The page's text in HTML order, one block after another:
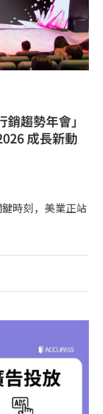
趨勢年會」
成長新動
時刻，美業正站